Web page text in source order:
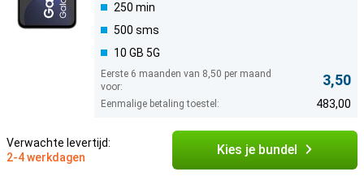
250 min
500 sms
10 GB 5G
Eerste 6 maanden van 8,50 per maand
voor:
3,50
Eenmalige betaling toestel: 483,00
Verwachte levertijd:
2-4 werkdagen
Kies je bundel